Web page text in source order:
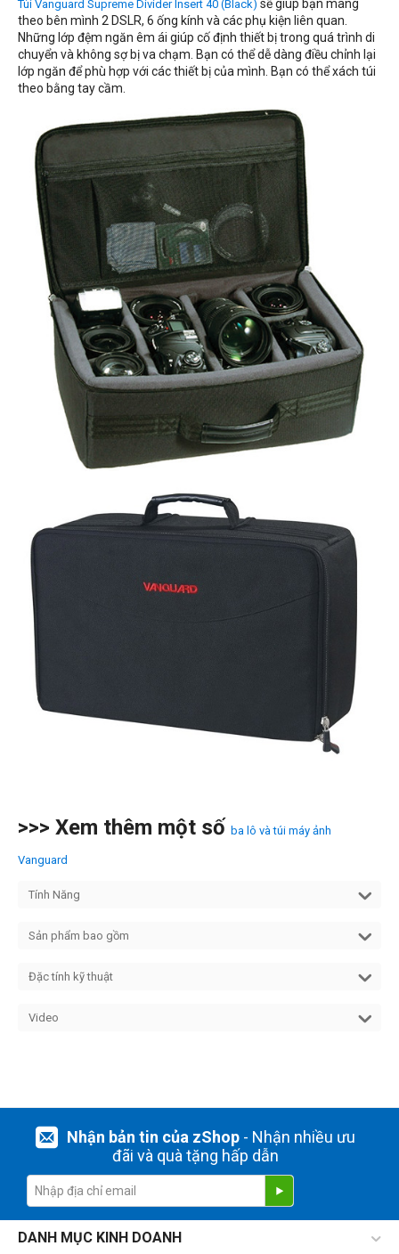
Túi Vanguard Supreme Divider Insert 40 (Black) sẽ giúp bạn mang
theo bên mình 2 DSLR, 6 ống kính và các phụ kiện liên quan.
Những lớp đệm ngăn êm ái giúp cố định thiết bị trong quá trình di
chuyển và không sợ bị va chạm. Bạn có thể dễ dàng điều chỉnh lại
lớp ngăn để phù hợp với các thiết bị của mình. Bạn có thể xách túi
theo bằng tay cầm.
>>> Xem thêm một số ba lô và túi máy ảnh
Vanguard
Tính Năng
Sản phẩm bao gồm
Đặc tính kỹ thuật
Video
Nhận bản tin của zShop- Nhận nhiều ưu
đãi và quà tặng hấp dẫn
DANH MỤC KINH DOANH